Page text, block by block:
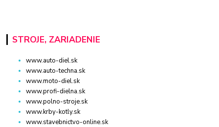
STROJE, ZARIADENIE
www.auto-diel.sk
www.auto-techna.sk
www.moto-diel.sk
www.profi-dielna.sk
www.polno-stroje.sk
www.krby-kotly.sk
www.stavebnictvo-online.sk